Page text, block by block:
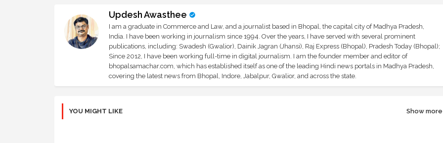
Updesh Awasthee
I am a graduate in Commerce and Law, and a journalist based in Bhopal, the capital city of Madhya Pradesh,
India. I have been working in journalism since 1994. Over the years, I have served with several prominent
publications, including: Swadesh (Gwalior), Dainik Jagran (Jhansi), Raj Express (Bhopal), Pradesh Today (Bhopal);
Since 2012, I have been working full-time in digital journalism. I am the founder member and editor of
bhopalsamachar.com, which has established itself as one of the leading Hindi news portals in Madhya Pradesh,
covering the latest news from Bhopal, Indore, Jabalpur, Gwalior, and across the state.
YOU MIGHT LIKE Show more